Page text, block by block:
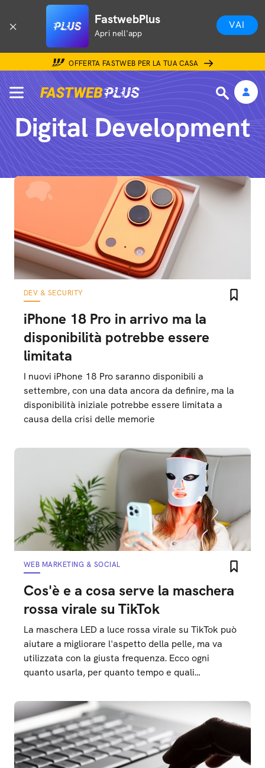
FastwebPlus
Apri nell'app
VAI
OFFERTA FASTWEB PER LA TUA CASA
Digital Development
DEV & SECURITY
iPhone 18 Pro in arrivo ma la
disponibilità potrebbe essere
limitata
I nuovi iPhone 18 Pro saranno disponibili a
settembre, con una data ancora da definire, ma la
disponibilità iniziale potrebbe essere limitata a
causa della crisi delle memorie
WEB MARKETING & SOCIAL
Cos'è e a cosa serve la maschera
rossa virale su TikTok
La maschera LED a luce rossa virale su TikTok può
aiutare a migliorare l'aspetto della pelle, ma va
utilizzata con la giusta frequenza. Ecco ogni
quanto usarla, per quanto tempo e quali